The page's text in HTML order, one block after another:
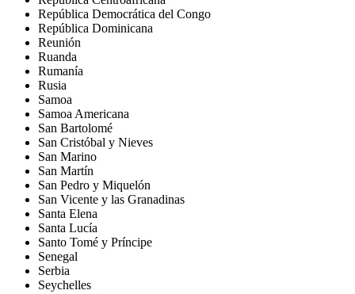
República Democrática del Congo
República Dominicana
Reunión
Ruanda
Rumanía
Rusia
Samoa
Samoa Americana
San Bartolomé
San Cristóbal y Nieves
San Marino
San Martín
San Pedro y Miquelón
San Vicente y las Granadinas
Santa Elena
Santa Lucía
Santo Tomé y Príncipe
Senegal
Serbia
Seychelles